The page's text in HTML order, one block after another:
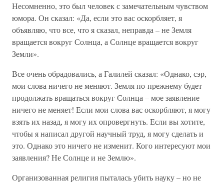
Несомненно, это был человек с замечательным чувством
юмора. Он сказал: «Да, если это вас оскорбляет, я
объявляю, что все, что я сказал, неправда – не Земля
вращается вокруг Солнца, а Солнце вращается вокруг
Земли».
Все очень обрадовались, а Галилей сказал: «Однако, сэр,
мои слова ничего не меняют. Земля по-прежнему будет
продолжать вращаться вокруг Солнца – мое заявление
ничего не меняет! Если мои слова вас оскорбляют, я могу
взять их назад, я могу их опровергнуть. Если вы хотите,
чтобы я написал другой научный труд, я могу сделать и
это. Однако это ничего не изменит. Кого интересуют мои
заявления? Не Солнце и не Землю».
Организованная религия пыталась убить науку – но не